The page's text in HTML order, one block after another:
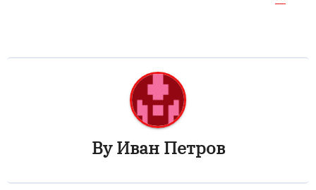
ByИван Петров